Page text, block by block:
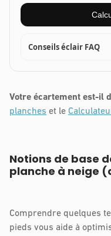
Conseils éclair FAQ
Votre écartement est-il
planches et le
Notions de base
planche à neige
Comprendre quelques
pieds vous aide à